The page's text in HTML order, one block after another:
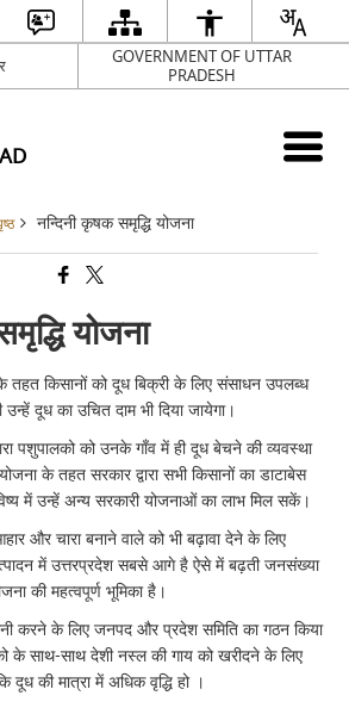
GOVERNMENT OF UTTAR
PRADESH
नन्दिनी कृषक समृद्धि योजना
योजना
तहत किसानों को दूध बिक्री के लिए संसाधन उपलब्ध
दूध का उचित दाम भी दिया जायेगा।
पशुपालको को उनके गाँव में ही दूध बेचने की व्यवस्था
के तहत सरकार द्वारा सभी किसानों का डाटाबेस
में उन्हें अन्य सरकारी योजनाओं का लाभ मिल सकें।
और चारा बनाने वाले को भी बढ़ावा देने के लिए
में उत्तरप्रदेश सबसे आगे है ऐसे में बढ़ती जनसंख्या
की महत्वपूर्ण भूमिका है।
करने के लिए जनपद और प्रदेश समिति का गठन किया
के साथ-साथ देशी नस्ल की गाय को खरीदने के लिए
दूध की मात्रा में अधिक वृद्धि हो ।